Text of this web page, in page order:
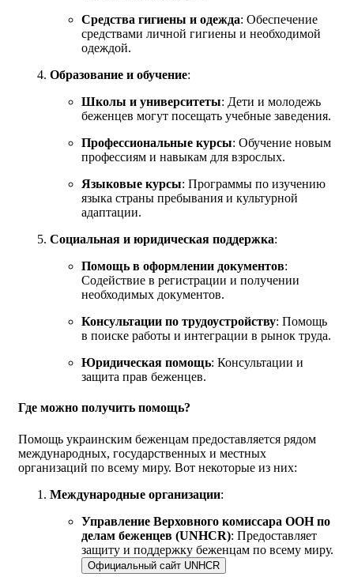
Средства гигиены и одежда: Обеспечение
средствами личной гигиены и необходимой
одеждой.
Образование и обучение:
Школы и университеты: Дети и молодежь
беженцев могут посещать учебные заведения.
Профессиональные курсы: Обучение новым
профессиям и навыкам для взрослых.
Языковые курсы: Программы по изучению
языка страны пребывания и культурной
адаптации.
Социальная и юридическая поддержка:
Помощь в оформлении документов:
Содействие в регистрации и получении
необходимых документов.
Консультации по трудоустройству: Помощь
в поиске работы и интеграции в рынок труда.
Юридическая помощь: Консультации и
защита прав беженцев.
Где можно получить помощь?
Помощь украинским беженцам предоставляется рядом
международных, государственных и местных
организаций по всему миру. Вот некоторые из них:
Международные организации:
Управление Верховного комиссара ООН по
делам беженцев (UNHCR): Предоставляет
защиту и поддержку беженцам по всему миру.
Официальный сайт UNHCR